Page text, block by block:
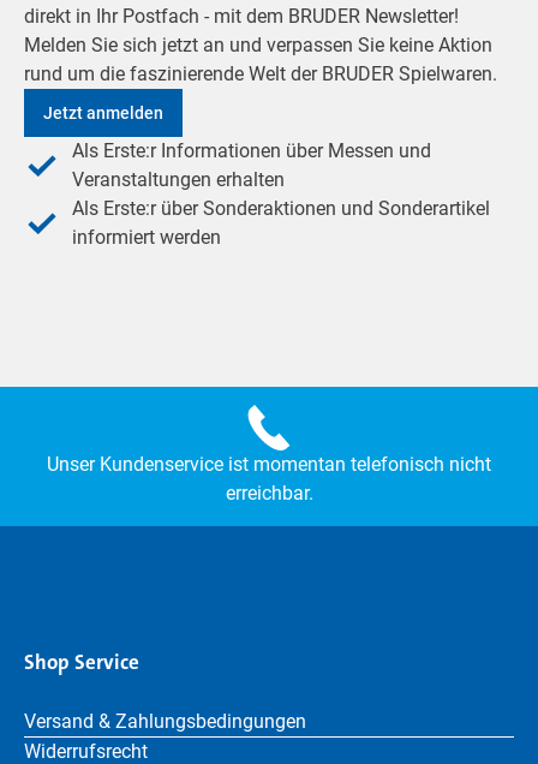
direkt in Ihr Postfach - mit dem BRUDER Newsletter!
Melden Sie sich jetzt an und verpassen Sie keine Aktion
rund um die faszinierende Welt der BRUDER Spielwaren.
Jetzt anmelden
Als Erste:r Informationen über Messen und
Veranstaltungen erhalten
Als Erste:r über Sonderaktionen und Sonderartikel
informiert werden
Unser Kundenservice ist momentan telefonisch nicht
erreichbar.
Shop Service
Versand & Zahlungsbedingungen
Widerrufsrecht